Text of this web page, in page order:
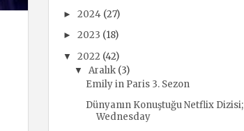
►2024 (27)
►2023 (18)
▼2022 (42)
▼ Aralık (3)
Emily in Paris 3. Sezon
Dünyanın Konuştuğu Netflix Dizisi;
Wednesday